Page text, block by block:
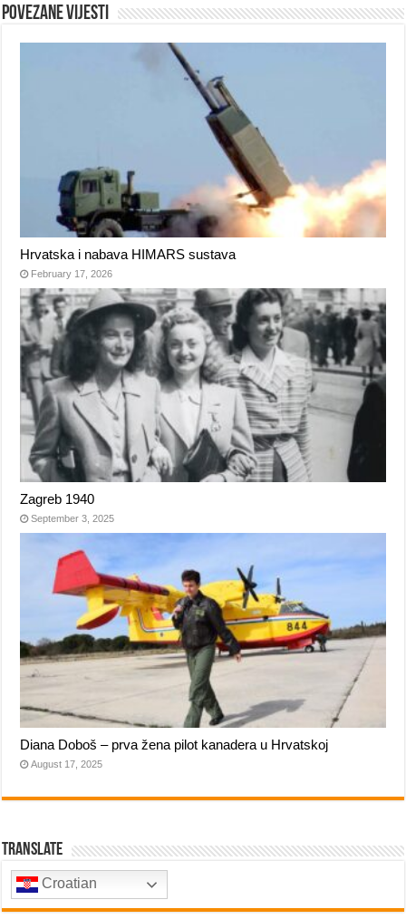
Povezane vijesti
Hrvatska i nabava HIMARS sustava
February 17, 2026
Zagreb 1940
September 3, 2025
Diana Doboš – prva žena pilot kanadera u Hrvatskoj
August 17, 2025
Translate
Croatian